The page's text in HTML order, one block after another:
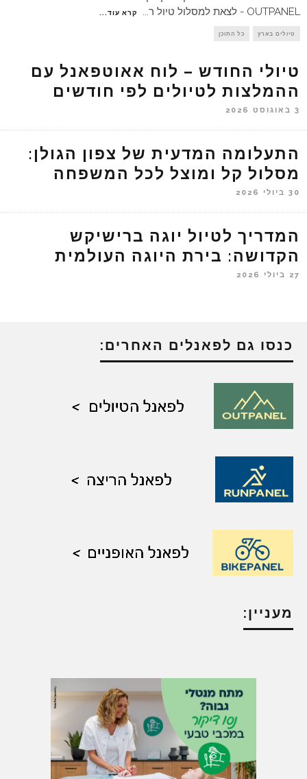
OUTPANEL - לצאת למסלול טיול ר
קרא עוד...
טיולים בארץ כל התוכן
טיולי החודש – לוח אאוטפאנל עם
ההמלצות לטיולים לפי חודשים
3 באוגוסט 2026
התעלומה המדעית של צפון הגולן:
מסלול קל ומוצל לכל המשפחה
30 ביולי 2026
המדריך לטיול יוגה ברישיקש
הקדושה: בירת היוגה העולמית
27 ביולי 2026
כנסו גם לפאנלים האחרים:
מעניין: